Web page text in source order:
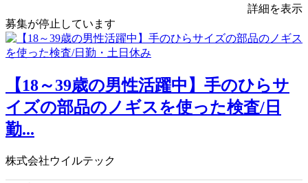
詳細を表示
募集が停止しています
【18～39歳の男性活躍中】手のひらサ
イズの部品のノギスを使った検査/日
勤...
株式会社ウイルテック